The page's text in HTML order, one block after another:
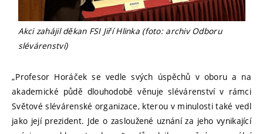
Akci zahájil děkan FSI Jiří Hlinka (foto: archiv Odboru
slévárenství)
„Profesor Horáček se vedle svých úspěchů v oboru a na
akademické půdě dlouhodobě věnuje slévárenství v rámci
Světové slévárenské organizace, kterou v minulosti také vedl
jako její prezident. Jde o zasloužené uznání za jeho vynikající